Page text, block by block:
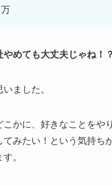
めても大丈夫じゃね！？
ました。
かに、好きなことをや
てみたい！という気持ち
。